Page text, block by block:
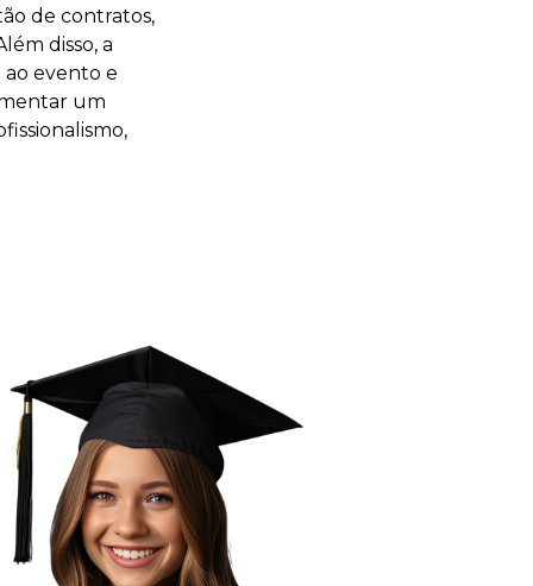
de contratos,
disso, a
ao evento e
um